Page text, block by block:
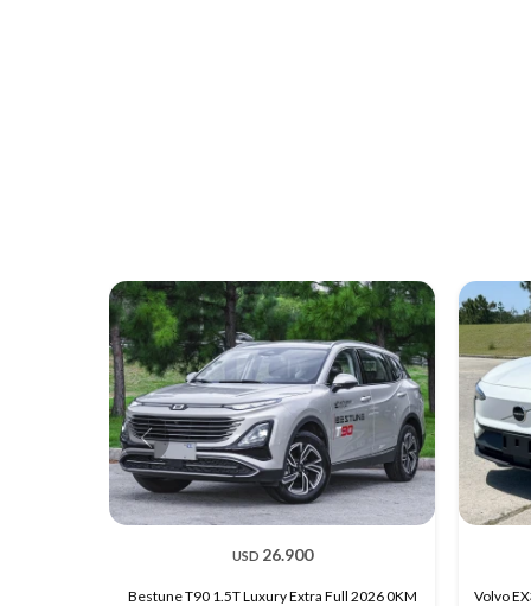
USD 26.900
Bestune T90 1.5T Luxury Extra Full 2026 0KM Volvo